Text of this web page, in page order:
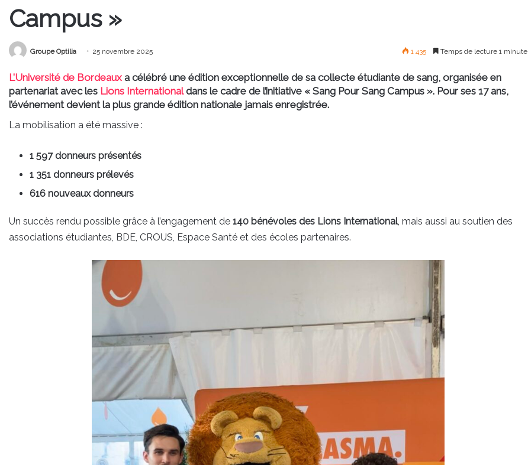
Campus »
Groupe Optilia 25 novembre 2025 1 435 Temps de lecture 1 minute
L’Université de Bordeaux a célébré une édition exceptionnelle de sa collecte étudiante de sang, organisée en
partenariat avec les Lions Internationaldans le cadre de l’initiative « Sang Pour Sang Campus ». Pour ses 17 ans,
l’événement devientla plus grande édition nationale jamais enregistrée.
La mobilisation a été massive :
1 597 donneurs présentés
1 351 donneurs prélevés
616 nouveaux donneurs
Un succès rendu possible grâce à l’engagement de 140 bénévoles des Lions International, mais aussi au soutien des
associations étudiantes, BDE, CROUS, Espace Santé et des écoles partenaires.